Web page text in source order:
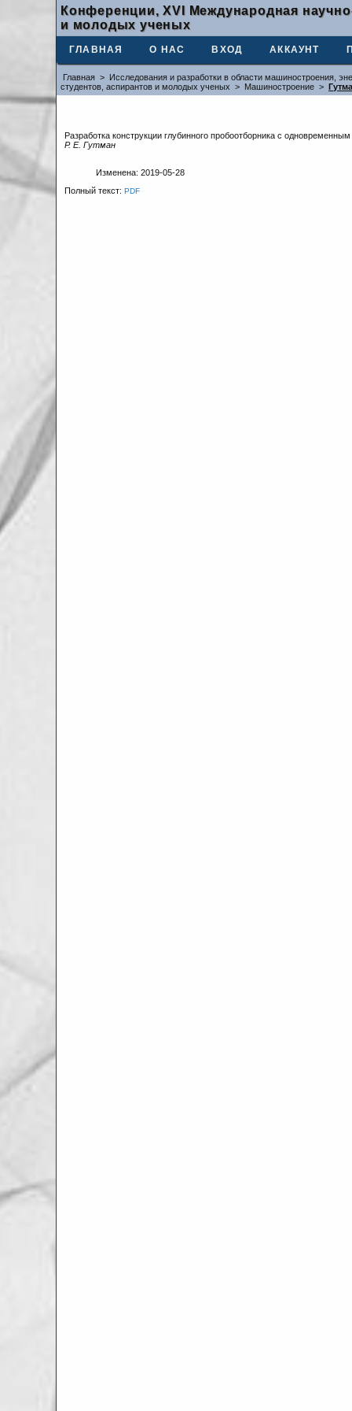
Конференции, XVI Международная
и молодых ученых
ГЛАВНАЯ О НАС ВХОД АККАУНТ
Главная > Исследования и разработки в области машиностроения,
студентов, аспирантов и молодых ученых > Машиностроение >
Разработка конструкции глубинного пробоотборника с
Р. Е. Гутман
Изменена: 2019-05-28
Полный текст:PDF